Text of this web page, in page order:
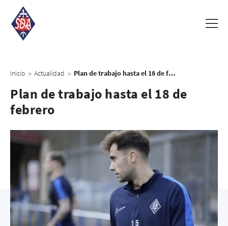
Inicio > Actualidad > Plan de trabajo hasta el 18 de febrero
Plan de trabajo hasta el 18 de
febrero